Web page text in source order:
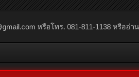
หรือโทร. 081-811-1138 หรืออ่